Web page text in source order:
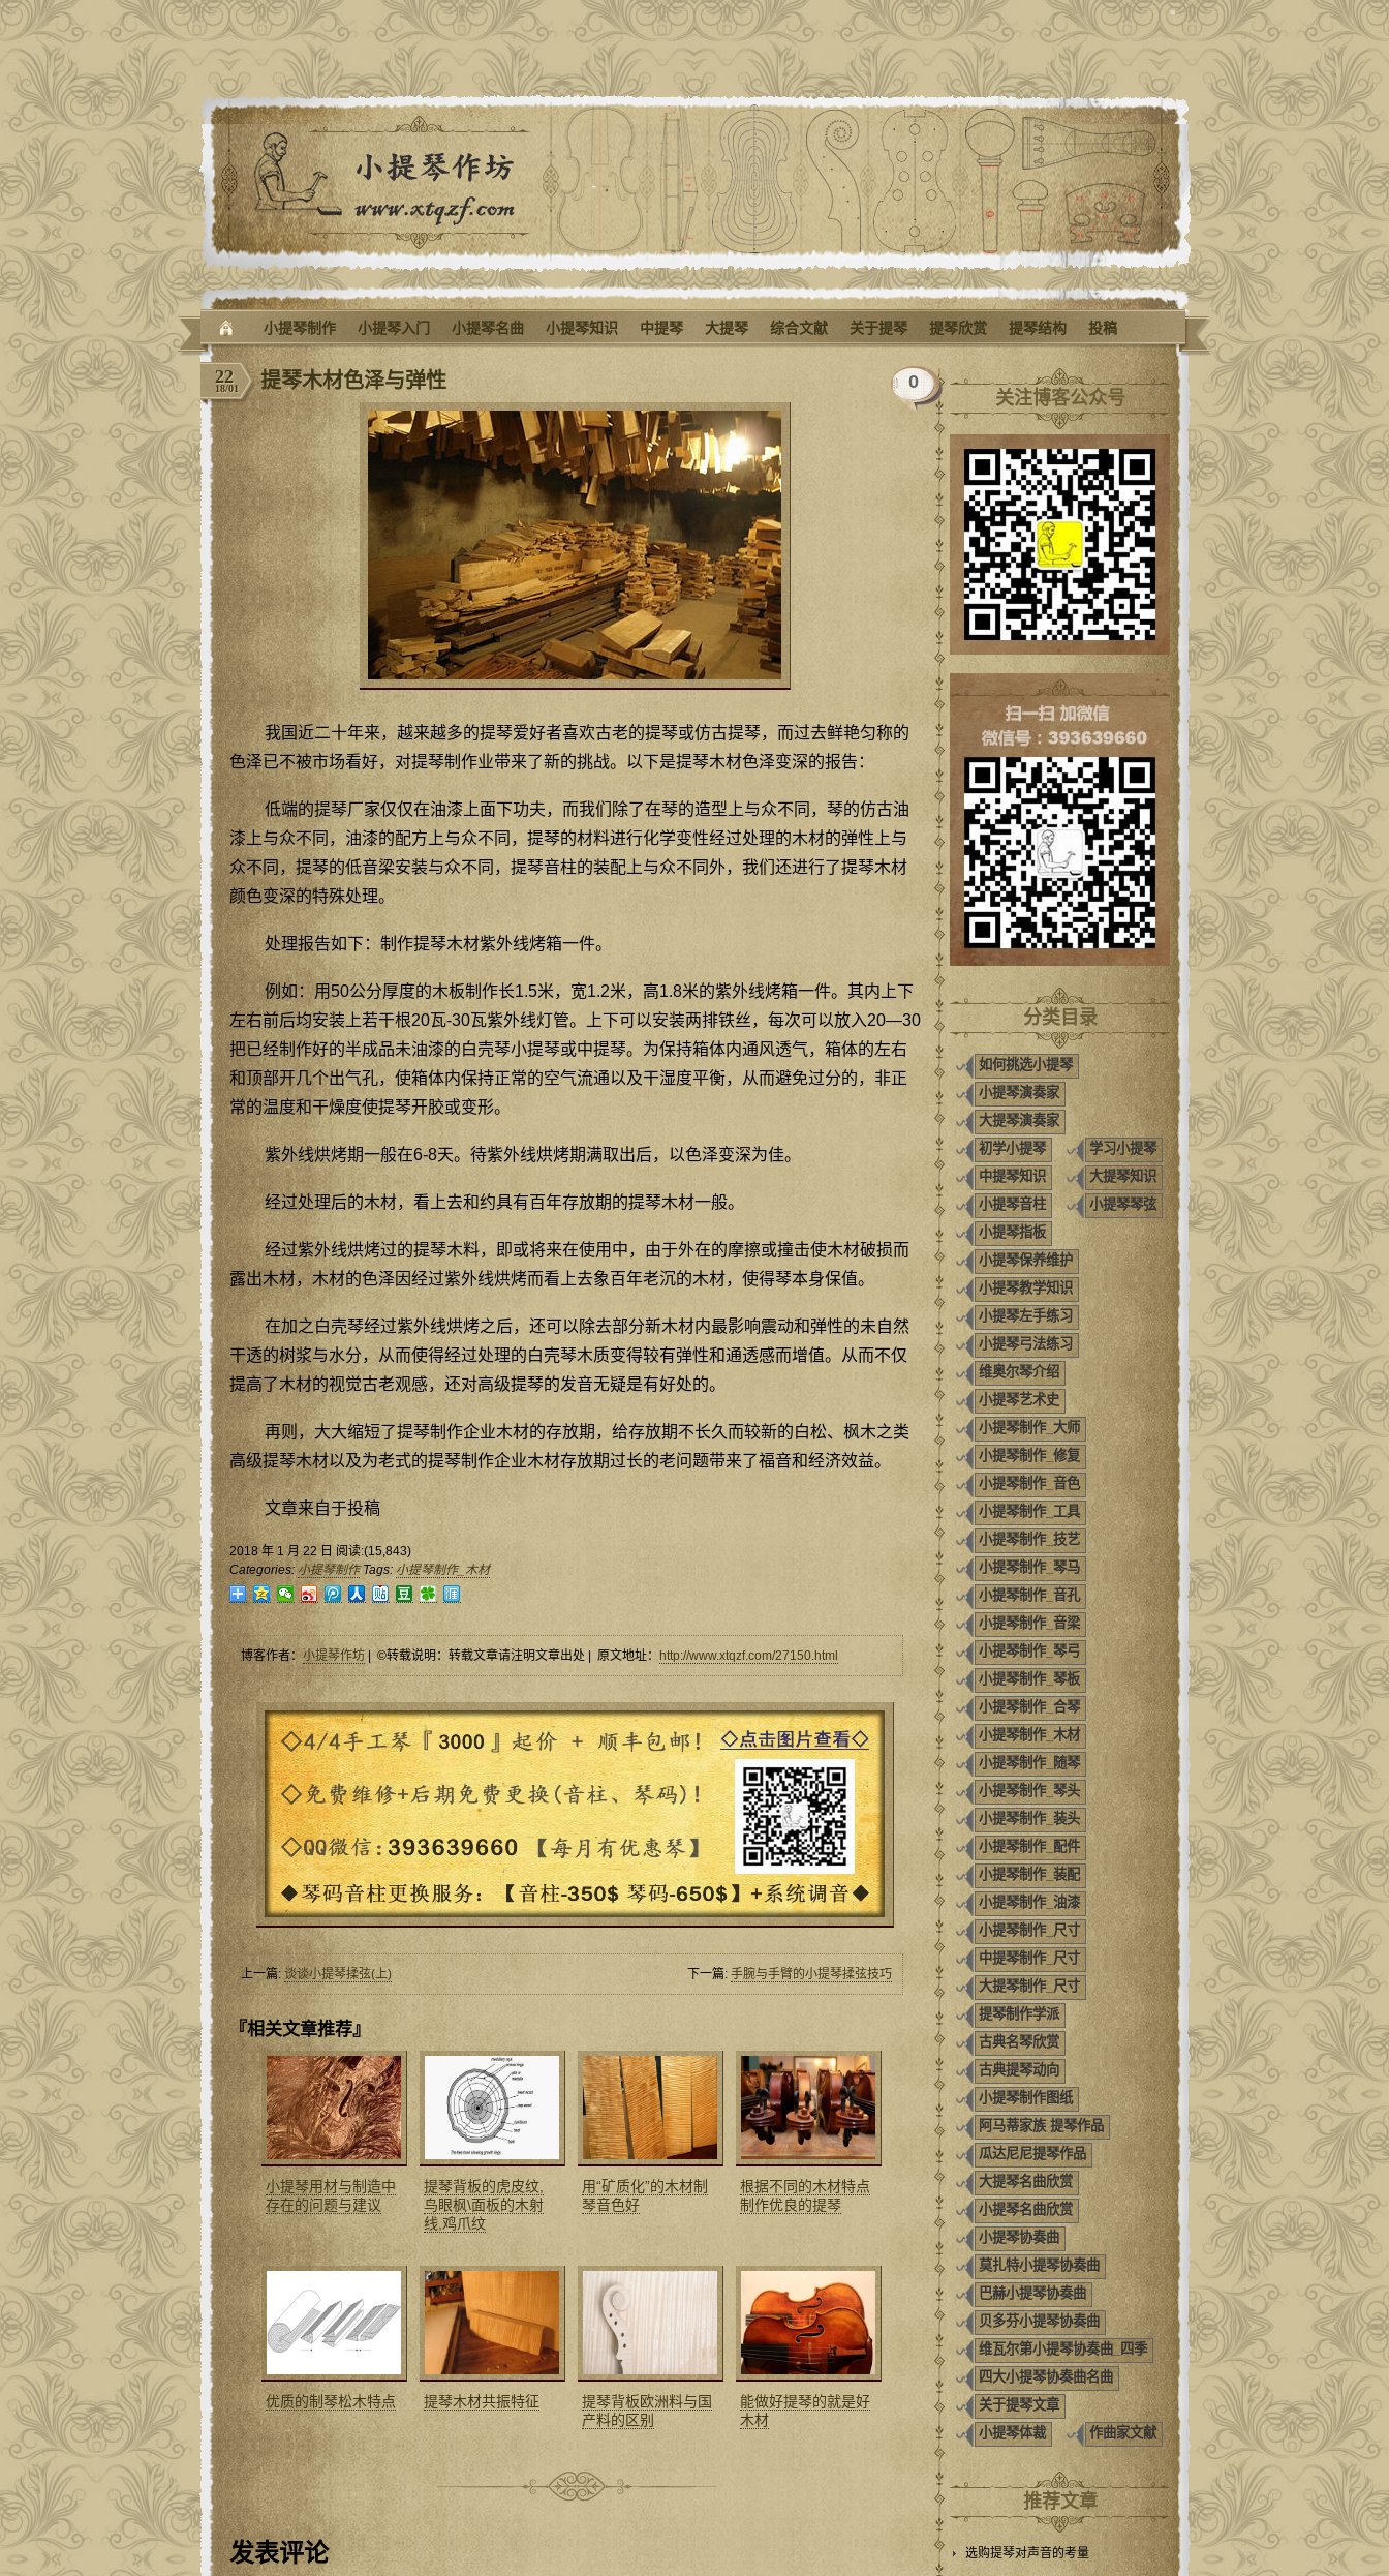
小提琴制作 小提琴入门 小提琴名曲 小提琴知识 中提琴 大提琴 综合文献 关于提琴 提琴欣赏 提琴结构 投稿
提琴木材色泽与弹性
我国近二十年来，越来越多的提琴爱好者喜欢古老的提琴或仿古提琴，而过去鲜艳匀称的
色泽已不被市场看好，对提琴制作业带来了新的挑战。以下是提琴木材色泽变深的报告：
低端的提琴厂家仅仅在油漆上面下功夫，而我们除了在琴的造型上与众不同，琴的仿古油
漆上与众不同，油漆的配方上与众不同，提琴的材料进行化学变性经过处理的木材的弹性上与
众不同，提琴的低音梁安装与众不同，提琴音柱的装配上与众不同外，我们还进行了提琴木材
颜色变深的特殊处理。
处理报告如下：制作提琴木材紫外线烤箱一件。
例如：用50公分厚度的木板制作长1.5米，宽1.2米，高1.8米的紫外线烤箱一件。其内上下
左右前后均安装上若干根20瓦-30瓦紫外线灯管。上下可以安装两排铁丝，每次可以放入20—30
把已经制作好的半成品未油漆的白壳琴小提琴或中提琴。为保持箱体内通风透气，箱体的左右
和顶部开几个出气孔，使箱体内保持正常的空气流通以及干湿度平衡，从而避免过分的，非正
常的温度和干燥度使提琴开胶或变形。
紫外线烘烤期一般在6-8天。待紫外线烘烤期满取出后，以色泽变深为佳。
经过处理后的木材，看上去和约具有百年存放期的提琴木材一般。
经过紫外线烘烤过的提琴木料，即或将来在使用中，由于外在的摩擦或撞击使木材破损而
露出木材，木材的色泽因经过紫外线烘烤而看上去象百年老沉的木材，使得琴本身保值。
在加之白壳琴经过紫外线烘烤之后，还可以除去部分新木材内最影响震动和弹性的未自然
干透的树浆与水分，从而使得经过处理的白壳琴木质变得较有弹性和通透感而增值。从而不仅
提高了木材的视觉古老观感，还对高级提琴的发音无疑是有好处的。
再则，大大缩短了提琴制作企业木材的存放期，给存放期不长久而较新的白松、枫木之类
高级提琴木材以及为老式的提琴制作企业木材存放期过长的老问题带来了福音和经济效益。
文章来自于投稿
2018 年 1 月 22 日 阅读:(15,843)
0
22
18/01
Categories:小提琴制作Tags: 小提琴制作_木材
博客作者：小提琴作坊| ©转载说明：转载文章请注明文章出处 | 原文地址： http://www.xtqzf.com/27150.html
上一篇:谈谈小提琴揉弦(上) 下一篇: 手腕与手臂的小提琴揉弦技巧
『相关文章推荐』
小提琴用材与制造中
存在的问题与建议
提琴背板的虎皮纹,
鸟眼枫\面板的木射
线,鸡爪纹
用“矿质化”的木材制
琴音色好
根据不同的木材特点
制作优良的提琴
优质的制琴松木特点 提琴木材共振特征
提琴背板欧洲料与国
产料的区别
能做好提琴的就是好
木材
发表评论
关注博客公众号
分类目录
如何挑选小提琴
小提琴演奏家
大提琴演奏家
初学小提琴
学习小提琴
中提琴知识
大提琴知识
小提琴音柱
小提琴琴弦
小提琴指板
小提琴保养维护
小提琴教学知识
小提琴左手练习
小提琴弓法练习
维奥尔琴介绍
小提琴艺术史
小提琴制作_大师
小提琴制作_修复
小提琴制作_音色
小提琴制作_工具
小提琴制作_技艺
小提琴制作_琴马
小提琴制作_音孔
小提琴制作_音梁
小提琴制作_琴弓
小提琴制作_琴板
小提琴制作_合琴
小提琴制作_木材
小提琴制作_随琴
小提琴制作_琴头
小提琴制作_装头
小提琴制作_配件
小提琴制作_装配
小提琴制作_油漆
小提琴制作_尺寸
中提琴制作_尺寸
大提琴制作_尺寸
提琴制作学派
古典名琴欣赏
古典提琴动向
小提琴制作图纸
阿马蒂家族 提琴作品
瓜达尼尼提琴作品
大提琴名曲欣赏
小提琴名曲欣赏
小提琴协奏曲
莫扎特小提琴协奏曲
巴赫小提琴协奏曲
贝多芬小提琴协奏曲
维瓦尔第小提琴协奏曲_四季
四大小提琴协奏曲名曲
关于提琴文章
小提琴体裁
作曲家文献
推荐文章
选购提琴对声音的考量